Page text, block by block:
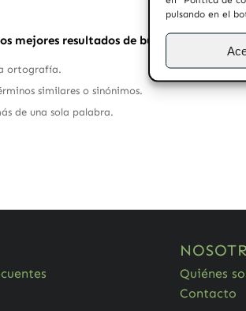
pulsando en el
mejores resultados de búsqueda, sigue
ortografía.
similares o sinónimos.
de una sola palabra.
Quiénes
Contacto